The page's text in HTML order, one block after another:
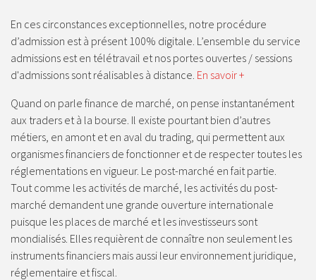
En ces circonstances exceptionnelles, notre procédure
d’admission est à présent 100% digitale. L’ensemble du service
admissions est en télétravail et nos portes ouvertes / sessions
d'admissions sont réalisables à distance. En savoir +
Quand on parle finance de marché, on pense instantanément
aux traders et à la bourse. Il existe pourtant bien d’autres
métiers, en amont et en aval du trading, qui permettent aux
organismes financiers de fonctionner et de respecter toutes les
réglementations en vigueur. Le post-marché en fait partie.
Tout comme les activités de marché, les activités du post-
marché demandent une grande ouverture internationale
puisque les places de marché et les investisseurs sont
mondialisés. Elles requièrent de connaître non seulement les
instruments financiers mais aussi leur environnement juridique,
réglementaire et fiscal.